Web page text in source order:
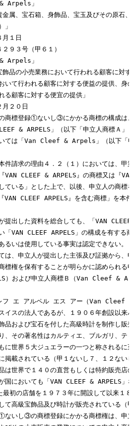
」
宝石箱、身飾品、宝玉及びその原石、
１日
３号（甲６１）
」
小売業務において行われる顧客に対す
行われる顧客に対する便益の提供、身の
客に対する便宜の提供」
２０日
標登録①ないし③にかかる商標の構成は
& ARPELS」（以下「申立人商標Ａ」
は「Van Cleef & Arpels」（以下「申
求の理由４．２（１）においては、甲
CLEEF & ARPELS』の商標又は『
いる」とした上で、以後、申立人の商標
CLEEF ARPELS』を含む商標」を本件
した資料を総合しても、「VAN CLEEF
VAN CLEEF ARPELS」の構成を有する
いは使用している事実は認定できない。
申立人が提出した主張及び証拠から、
を保有することが明らかに認められる
および申立人商標Ｂ（Van Cleef &
エ アルペル エス アー（Van Cleef
スの法人であるが、１９０６年創設以来
および宝石を付した高級時計を制作し販
その著名性はカルティエ、ブルガリ、テ
世界５大ジュエラーの一つと称されるに
載されている（甲１ないし７、１２ない
世界で１４０の直営もしくは特約販売店
においても「VAN CLEEF & ARPELS
の店舗を１９７３年に開設して以来１８
高級宝飾品及び時計が販売されている（
し③の商標登録にかかる商標権は、申立